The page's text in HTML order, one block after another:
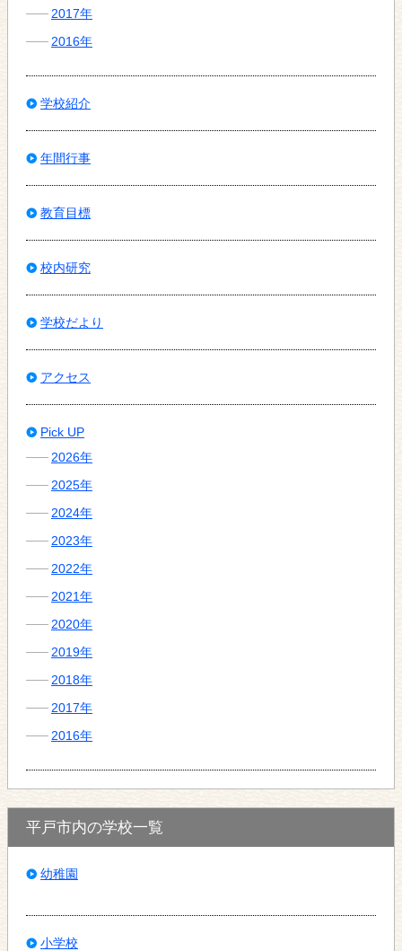
2017年
2016年
学校紹介
年間行事
教育目標
校内研究
学校だより
アクセス
Pick UP
2026年
2025年
2024年
2023年
2022年
2021年
2020年
2019年
2018年
2017年
2016年
平戸市内の学校一覧
幼稚園
小学校